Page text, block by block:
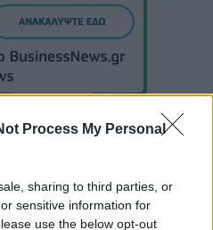
Process My Personal
sharing to third parties, or
sensitive information for
use the below opt-out
με αντίπαλο την Ισπανία